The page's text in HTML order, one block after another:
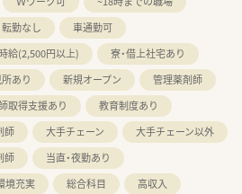
転勤なし
車通勤可
給(2,500円以上)
寮・借上社宅あり
あり 新規オープン
管理薬剤師
取得支援あり
教育制度あり
師 大手チェーン
大手チェーン以外
師
当直・夜勤あり
境充実 総合科目
高収入